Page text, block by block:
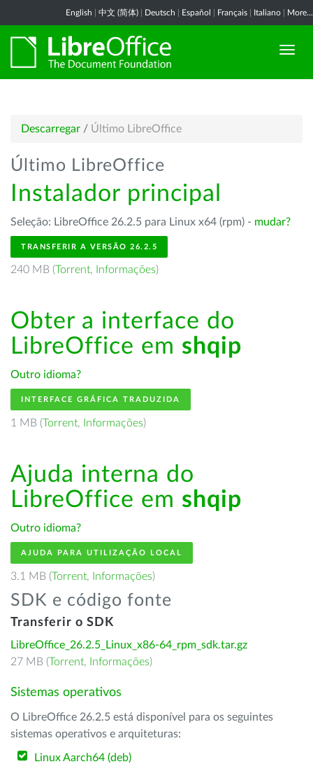
English 中文 (简体) Deutsch Español Français Italiano More...
Descarregar / Último LibreOffice
Último LibreOffice
Instalador principal
Seleção: LibreOffice 26.2.5 para Linux x64 (rpm) - mudar?
TRANSFERIR A VERSÃO 26.2.5
240 MB (Torrent, Informações)
Obter a interface do
LibreOffice em shqip
Outro idioma?
INTERFACE GRÁFICA TRADUZIDA
1 MB (Torrent, Informações)
Ajuda interna do
LibreOffice em shqip
Outro idioma?
AJUDA PARA UTILIZAÇÃO LOCAL
3.1 MB (Torrent, Informações)
SDK e código fonte
Transferir o SDK
LibreOffice_26.2.5_Linux_x86-64_rpm_sdk.tar.gz
27 MB (Torrent, Informações)
Sistemas operativos
O LibreOffice 26.2.5 está disponível para os seguintes
sistemas operativos e arquiteturas:
Linux Aarch64 (deb)